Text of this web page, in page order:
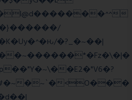
�?_�~��|
�~������*�Fz�\�|�
�E2�"V6�?
�~`�<O���